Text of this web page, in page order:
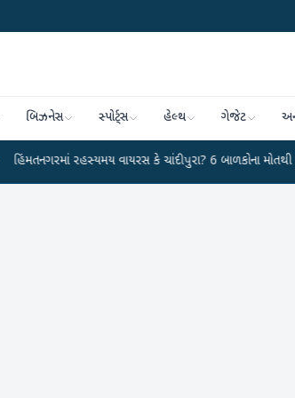
બિઝનેસ સ્પોર્ટ્સ હેલ્થ ગેજેટ
રહસ્યમય વાયરસ કે ચાંદીપુરા? 6 બાળકોના મોતથી ફફડાટ ●